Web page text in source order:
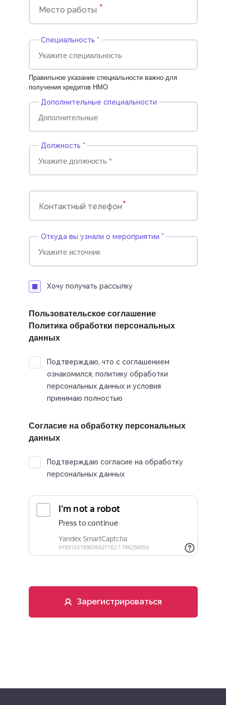
Место работы *
Cпециальность *
Правильное указание специальности важно для
получения кредитов НМО
Дополнительные специальности
Должность *
Контактный телефон*
Откуда вы узнали о мероприятии *
Хочу получать рассылку
Пользовательское соглашение
Политика обработки персональных
данных
Подтверждаю, что с соглашением
ознакомился, политику обработки
персональных данных и условия
принимаю полностью
Согласие на обработку персональных
данных
Подтверждаю согласие на обработку
персональных данных
Зарегистрироваться